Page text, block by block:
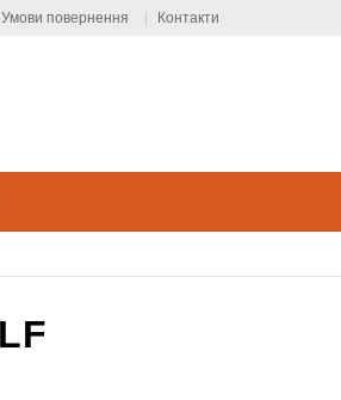
Умови повернення Контакти